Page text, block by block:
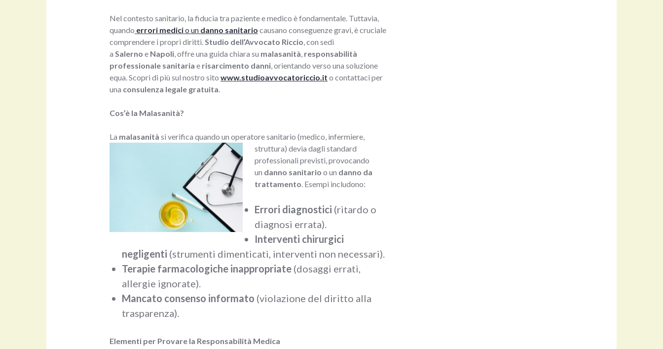
Nel contesto sanitario, la fiducia tra paziente e medico è fondamentale. Tuttavia,
quando errori medicio un danno sanitario causano conseguenze gravi, è cruciale
comprendere i propri diritti.Studio dell’Avvocato Riccio, con sedi
a Salerno e Napoli, offre una guida chiara su malasanità, responsabilità
professionale sanitaria e risarcimento danni, orientando verso una soluzione
equa. Scopri di più sul nostro sito www.studioavvocatoriccio.it o contattaci per
una consulenza legale gratuita.
Cos’è la Malasanità?
La malasanità si verifica quando un operatore sanitario (medico, infermiere,
struttura) devia dagli standard
professionali previsti, provocando
un danno sanitario o un danno da
trattamento. Esempi includono:
Errori diagnostici (ritardo o
diagnosi errata).
Interventi chirurgici
negligenti (strumenti dimenticati, interventi non necessari).
Terapie farmacologiche inappropriate(dosaggi errati,
allergie ignorate).
Mancato consenso informato (violazione del diritto alla
trasparenza).
Elementi per Provare la Responsabilità Medica